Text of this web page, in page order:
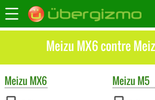
Meizu MX6 contre
Meizu MX6 Meizu M5